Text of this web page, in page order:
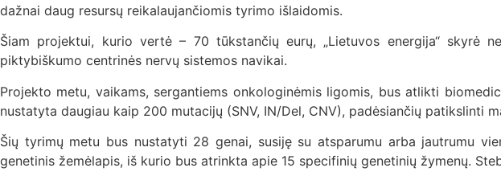
dažnai daug resursų reikalaujančiomis tyrimo išlaidomis.
Šiam projektui, kurio vertė – 70 tūkstančių eurų, „Lietuvos energija“ skyrė
piktybiškumo centrinės nervų sistemos navikai.
Projekto metu, vaikams, sergantiems onkologinėmis ligomis, bus atlikti
nustatyta daugiau kaip 200 mutacijų (SNV, IN/Del, CNV), padėsiančių patikslinti
Šių tyrimų metu bus nustatyti 28 genai, susiję su atsparumu arba jautrumu
genetinis žemėlapis, iš kurio bus atrinkta apie 15 specifinių genetinių žymenų.